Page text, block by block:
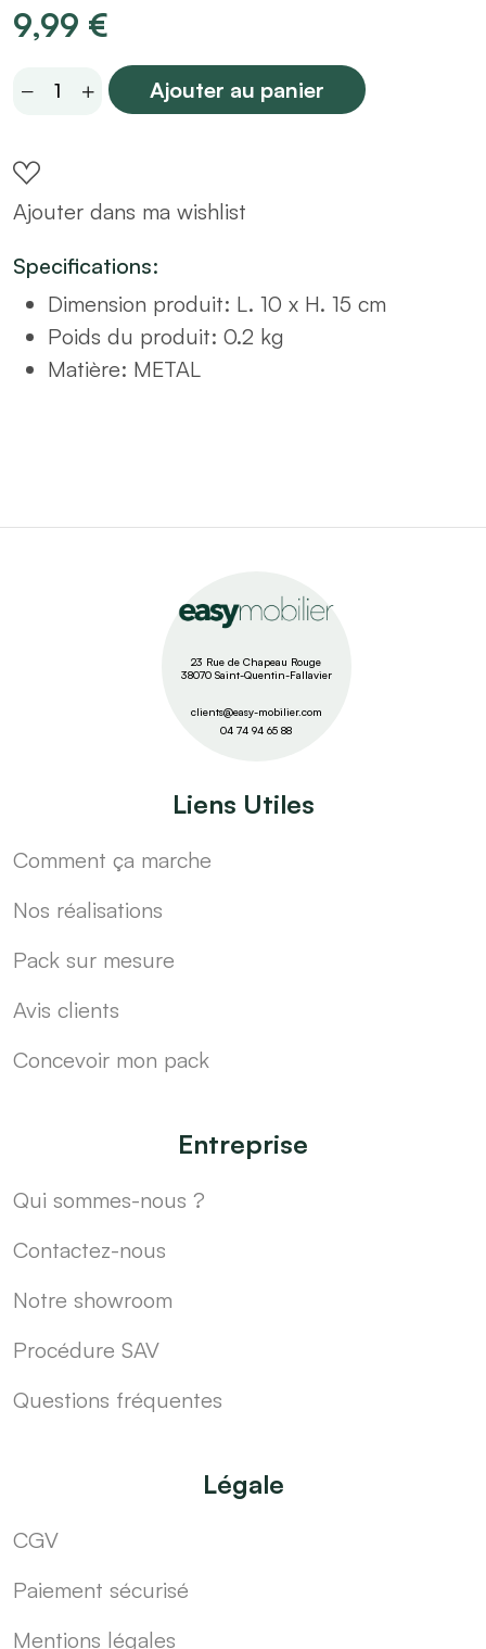
9,99 €
Globe
noir
H15
Ajouter au panier
Ajouter dans ma wishlist
Specifications:
Dimension produit: L. 10 x H. 15 cm
Poids du produit: 0.2 kg
Matière: METAL
23 Rue de Chapeau Rouge
38070 Saint-Quentin-Fallavier
clients@easy-mobilier.com
04 74 94 65 88
Liens Utiles
Comment ça marche
Nos réalisations
Pack sur mesure
Avis clients
Concevoir mon pack
Entreprise
Qui sommes-nous ?
Contactez-nous
Notre showroom
Procédure SAV
Questions fréquentes
Légale
CGV
Paiement sécurisé
Mentions légales